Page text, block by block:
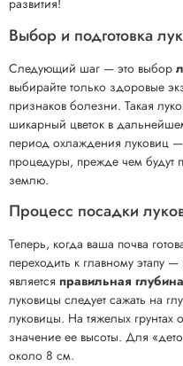
развития!
Выбор и подготовка
Следующий шаг — это выбор
выбирайте только здоровые
признаков болезни. Такая
шикарный цветок в
период охлаждения луковиц
процедуры, прежде чем
землю.
Процесс посадки
Теперь, когда ваша почва
переходить к главному этапу
является правильная
луковицы следует сажать на
луковицы. На тяжелых грунтах
значение ее высоты. Для
около 8 см.